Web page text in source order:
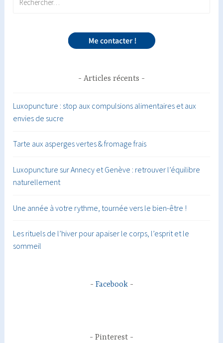
Articles récents
Luxopuncture : stop aux compulsions alimentaires et aux
envies de sucre
Tarte aux asperges vertes & fromage frais
Luxopuncture sur Annecy et Genève : retrouver l’équilibre
naturellement
Une année à votre rythme, tournée vers le bien-être !
Les rituels de l’hiver pour apaiser le corps, l’esprit et le
sommeil
Facebook
Pinterest